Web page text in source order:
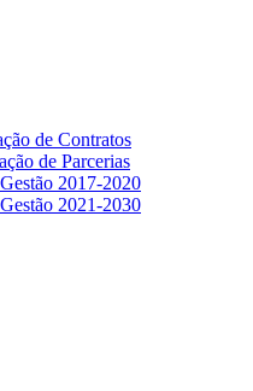
de Contratos
de Parcerias
2017-2020
2021-2030